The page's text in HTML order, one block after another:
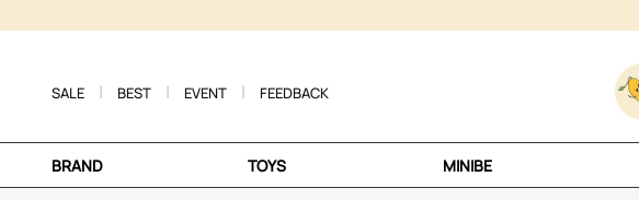
SALE BEST EVENT FEEDBACK
BRAND TOYS MINIBE